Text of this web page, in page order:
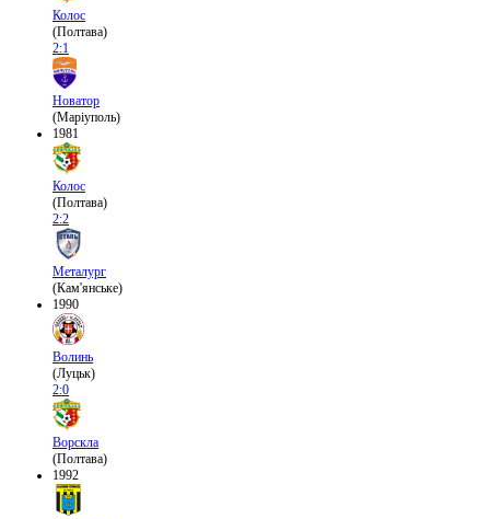
Колос
(Полтава)
2:1
Новатор
(Маріуполь)
1981
Колос
(Полтава)
2:2
Металург
(Кам'янське)
1990
Волинь
(Луцьк)
2:0
Ворскла
(Полтава)
1992